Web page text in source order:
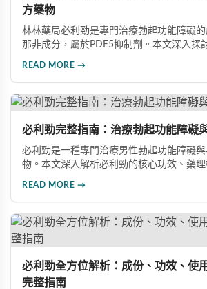
方藥物
林林藥局必利勁是專門治療勃起功能障礙
那非成分，屬於PDE5抑制劑。本文深入探
READ MORE →
必利勁完整指南：治療勃起功能障礙
必利勁是一種專門治療男性勃起功能障礙
物。本文深入解析必利勁的核心功效、藥理
READ MORE →
必利勁全方位解析：成份、功效、使
完整指南